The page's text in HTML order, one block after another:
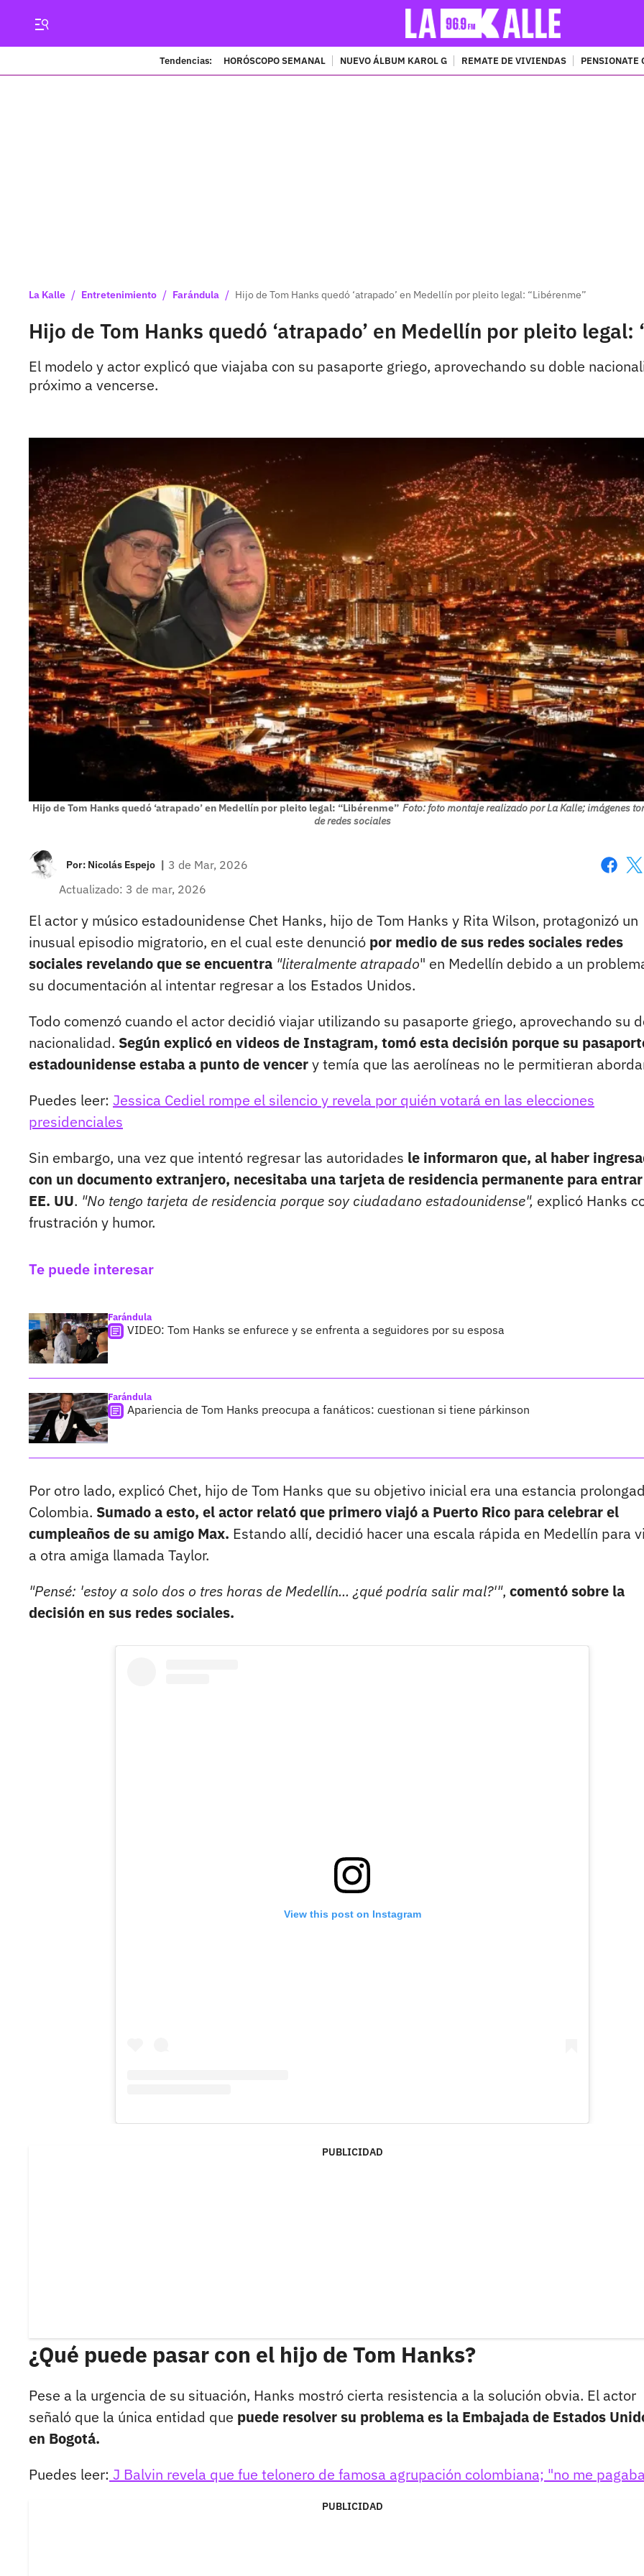
Tendencias: HORÓSCOPO SEMANAL NUEVO ÁLBUM KAROL G REMATE DE VIVIENDAS PENSIONATE
La Kalle / Entretenimiento / Farándula / Hijo de Tom Hanks quedó ‘atrapado’ en Medellín por pleito legal: “Libérenme”
Hijo de Tom Hanks quedó ‘atrapado’ en Medellín por pleito legal:
El modelo y actor explicó que viajaba con su pasaporte griego, aprovechando su doble
próximo a vencerse.
Hijo de Tom Hanks quedó ‘atrapado’ en Medellín por pleito legal: “Libérenme” Foto: foto montaje realizado por La Kalle; imágenes
de redes sociales
Por: Nicolás Espejo | 3 de Mar, 2026
Actualizado: 3 de mar, 2026
El actor y músico estadounidense Chet Hanks, hijo de Tom Hanks y Rita Wilson, protagonizó un
inusual episodio migratorio, en el cual este denunció por medio de sus redes sociales redes
sociales revelando que se encuentra "literalmente atrapado" en Medellín debido a un
su documentación al intentar regresar a los Estados Unidos.
Todo comenzó cuando el actor decidió viajar utilizando su pasaporte griego, aprovechando su
nacionalidad. Según explicó en videos de Instagram, tomó esta decisión porque su
estadounidense estaba a punto de vencery temía que las aerolíneas no le permitieran
Puedes leer: Jessica Cediel rompe el silencio y revela por quién votará en las elecciones
presidenciales
Sin embargo, una vez que intentó regresar las autoridades le informaron que, al haber
con un documento extranjero, necesitaba una tarjeta de residencia permanente para
EE. UU. "No tengo tarjeta de residencia porque soy ciudadano estadounidense", explicó Hanks
frustración y humor.
Te puede interesar
Farándula
VIDEO: Tom Hanks se enfurece y se enfrenta a seguidores por su esposa
Farándula
Apariencia de Tom Hanks preocupa a fanáticos: cuestionan si tiene párkinson
Por otro lado, explicó Chet, hijo de Tom Hanks que su objetivo inicial era una estancia
Colombia. Sumado a esto, el actor relató que primero viajó a Puerto Rico para celebrar el
cumpleaños de su amigo Max. Estando allí, decidió hacer una escala rápida en Medellín para
a otra amiga llamada Taylor.
"Pensé: 'estoy a solo dos o tres horas de Medellín... ¿qué podría salir mal?'", comentó sobre la
decisión en sus redes sociales.
View this post on Instagram
PUBLICIDAD
¿Qué puede pasar con el hijo de Tom Hanks?
Pese a la urgencia de su situación, Hanks mostró cierta resistencia a la solución obvia. El actor
señaló que la única entidad que puede resolver su problema es la Embajada de Estados
en Bogotá.
Puedes leer: J Balvin revela que fue telonero de famosa agrupación colombiana; "no me
PUBLICIDAD